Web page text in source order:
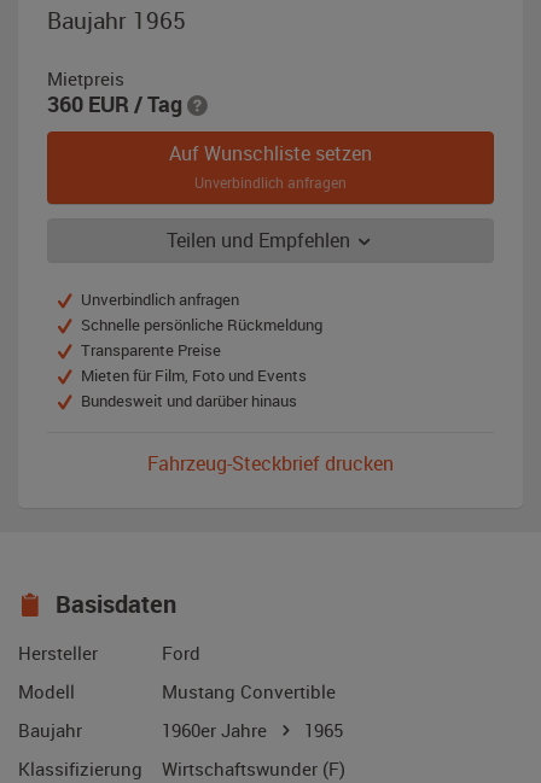
Baujahr 1965
Mietpreis
360 EUR / Tag
Auf Wunschliste setzen
Unverbindlich anfragen
Teilen und Empfehlen
Unverbindlich anfragen
Schnelle persönliche Rückmeldung
Transparente Preise
Mieten für Film, Foto und Events
Bundesweit und darüber hinaus
Fahrzeug-Steckbrief drucken
Basisdaten
Hersteller
Ford
Modell
Mustang Convertible
Baujahr
1960er Jahre
1965
Klassifizierung
Wirtschaftswunder (F)